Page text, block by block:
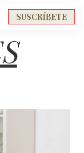
SUSCRÍBETE